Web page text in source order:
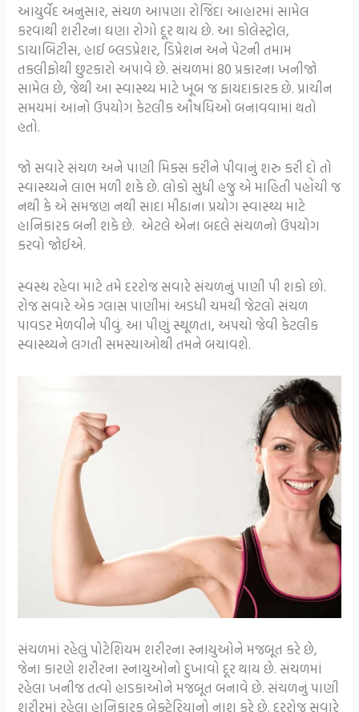
આયુર્વેદ અનુસાર, સંચળ આપણા રોજિંદા આહારમાં સામેલ
કરવાથી શરીરના ઘણા રોગો દૂર થાય છે. આ કોલેસ્ટ્રોલ,
ડાયાબિટીસ, હાઈ બ્લડપ્રેશર, ડિપ્રેશન અને પેટની તમામ
તકલીફોથી છુટકારો અપાવે છે. સંચળમાં 80 પ્રકારના ખનીજો
સામેલ છે, જેથી આ સ્વાસ્થ્ય માટે ખૂબ જ ફાયદાકારક છે. પ્રાચીન
સમયમાં આનો ઉપયોગ કેટલીક ઔષધિઓ બનાવવામાં થતો
હતો.
જો સવારે સંચળ અને પાણી મિક્સ કરીને પીવાનું શરુ કરી દો તો
સ્વાસ્થ્યને લાભ મળી શકે છે. લોકો સુધી હજુ એ માહિતી પહોંચી જ
નથી કે એ સમજણ નથી સાદા મીઠાના પ્રયોગ સ્વાસ્થ્ય માટે
હાનિકારક બની શકે છે. એટલે એના બદલે સંચળનો ઉપયોગ
કરવો જોઈએ.
સ્વસ્થ રહેવા માટે તમે દરરોજ સવારે સંચળનું પાણી પી શકો છો.
રોજ સવારે એક ગ્લાસ પાણીમાં અડધી ચમચી જેટલો સંચળ
પાવડર મેળવીને પીવું. આ પીણું સ્થૂળતા, અપચો જેવી કેટલીક
સ્વાસ્થ્યને લગતી સમસ્યાઓથી તમને બચાવશે.
સંચળમાં રહેલું પોટેશિયમ શરીરના સ્નાયુઓને મજબૂત કરે છે,
જેના કારણે શરીરના સ્નાયુઓનો દુખાવો દૂર થાય છે. સંચળમાં
રહેલા ખનીજ તત્વો હાડકાઓને મજબૂત બનાવે છે. સંચળનું પાણી
શરીરમાં રહેલા હાનિકારક બેક્ટેરિયાનો નાશ કરે છે. દરરોજ સવારે